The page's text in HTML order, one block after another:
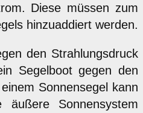
Diese müssen zum
hinzuaddiert werden.
den Strahlungsdruck
Segelboot gegen den
Sonnensegel kann
Sonnensystem